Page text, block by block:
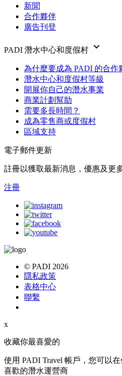
新聞
合作夥伴
廣告刊登
PADI 潛水中心和度假村 keyboard_arrow_down
為什麼要成為 PADI 的合作
潛水中心和度假村等級
開展你自己的潛水事業
商業計劃幫助
需要多長時間？
成為零售商或度假村
區域支持
電子郵件更新
註冊以獲取最新消息，優惠及更
注冊
© PADI 2026
隱私政策
表格中心
聯繫
x
收藏你最喜愛的
使用 PADI Travel 帳戶，您可以
喜歡的潛水運營商